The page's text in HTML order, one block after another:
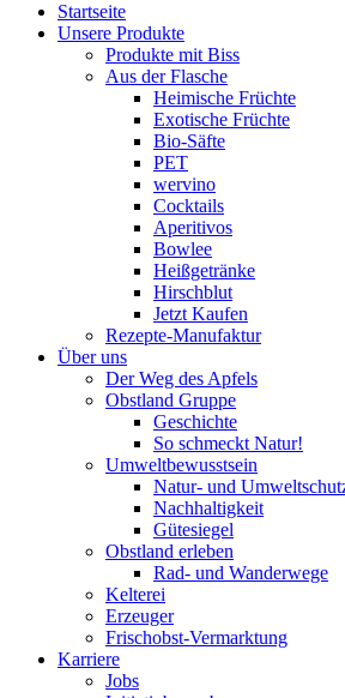
Startseite
Unsere Produkte
Produkte mit Biss
Aus der Flasche
Heimische Früchte
Exotische Früchte
Bio-Säfte
PET
wervino
Cocktails
Aperitivos
Bowlee
Heißgetränke
Hirschblut
Jetzt Kaufen
Rezepte-Manufaktur
Über uns
Der Weg des Apfels
Obstland Gruppe
Geschichte
So schmeckt Natur!
Umweltbewusstsein
Natur- und
Nachhaltigkeit
Gütesiegel
Obstland erleben
Rad- und Wanderwege
Kelterei
Erzeuger
Frischobst-Vermarktung
Karriere
Jobs